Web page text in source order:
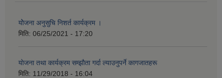
योेजना अनुसुचि निशर्त कार्यक्रम ।
मिति: 06/25/2021 - 17:20
याेजना तथा कार्यक्रम सम्झाैता गर्दा ल्याउनुपर्ने कागजातहरू
मिति: 11/29/2018 - 16:04